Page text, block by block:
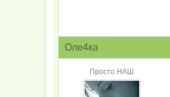
Оле4ка
Просто НАШ